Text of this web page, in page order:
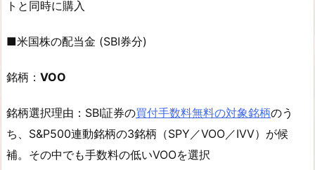
トと同時に購入
■米国株の配当金 (SBI券分)
銘柄： VOO
銘柄選択理由：SBI証券の買付手数料無料の対象銘柄のう
ち、S&P500連動銘柄の3銘柄（SPY／VOO／IVV）が候
補。その中でも手数料の低いVOOを選択